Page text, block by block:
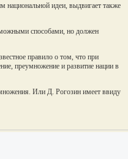
национальной идеи, выдвигает также
способами, но должен
правило о том, что при
преумножение и развитие нации в
Или Д. Рогозин имеет ввиду